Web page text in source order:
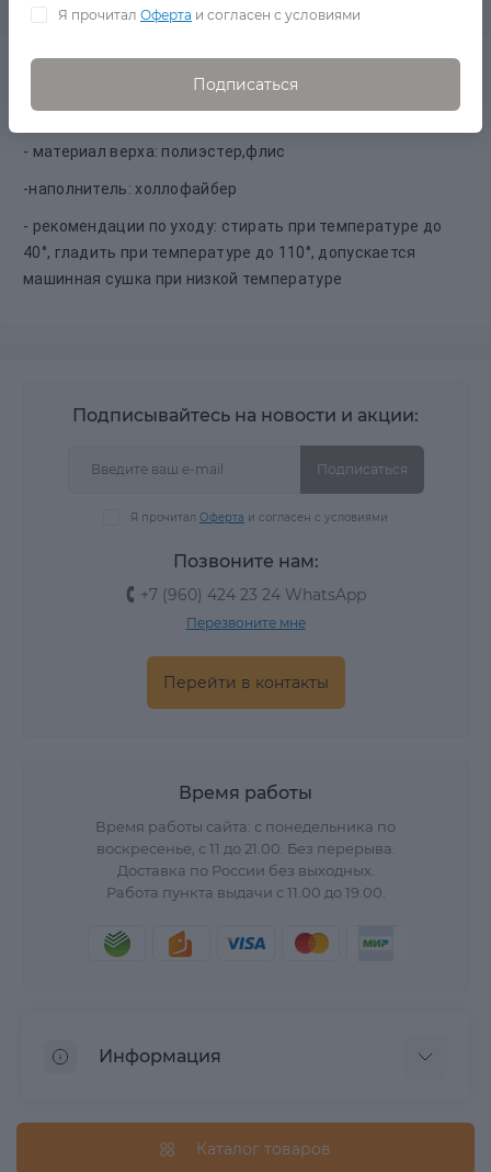
Описание товара Отзывов 0
Доступна Экспресс доставка данного товара до
пункта выдачи за 1 день!
- материал верха: полиэстер,флис
-наполнитель: холлофайбер
- рекомендации по уходу: стирать при температуре до
40°, гладить при температуре до 110°, допускается
машинная сушка при низкой температуре
Подписывайтесь на новости и акции:
Подписаться
Я прочитал Оферта и согласен с условиями
Позвоните нам:
+7 (960) 424 23 24 WhatsApp
Перезвоните мне
Перейти в контакты
Время работы
Время работы сайта: с понедельника по
воскресенье, с 11 до 21.00. Без перерыва.
Доставка по России без выходных.
Работа пункта выдачи с 11.00 до 19.00.
Информация
Каталог товаров
Я прочитал Оферта и согласен с условиями
Подписаться